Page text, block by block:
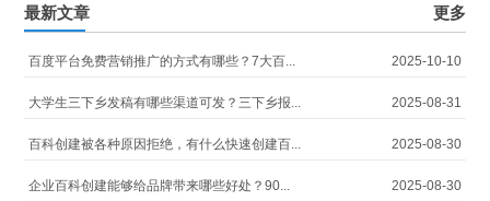
最新文章 更多
百度平台免费营销推广的方式有哪些？7大百... 2025-10-10
大学生三下乡发稿有哪些渠道可发？三下乡报... 2025-08-31
百科创建被各种原因拒绝，有什么快速创建百... 2025-08-30
企业百科创建能够给品牌带来哪些好处？90... 2025-08-30